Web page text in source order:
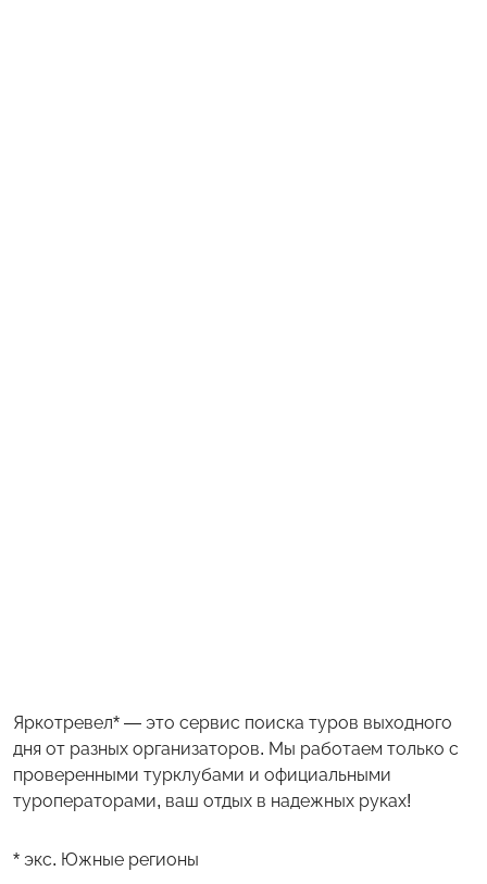
Яркотревел* — это сервис поиска туров выходного
дня от разных организаторов. Мы работаем только с
проверенными турклубами и официальными
туроператорами, ваш отдых в надежных руках!
* экс. Южные регионы